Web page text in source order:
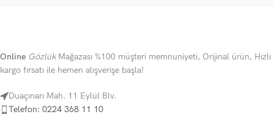
Online GözlükMağazası %100 müşteri memnuniyeti, Orijinal ürün, Hızlı
kargo fırsatı ile hemen alışverişe başla!
Duaçınarı Mah. 11 Eylül Blv.
Telefon: 0224 368 11 10